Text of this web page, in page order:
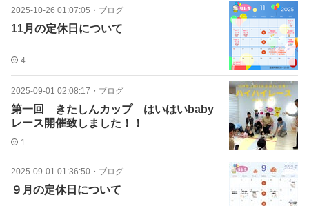
2025-10-26 01:07:05 ・ ブログ
11月の定休日について
4
2025-09-01 02:08:17 ・ ブログ
第一回 きたしんカップ はいはいbaby
レース開催致しました！！
1
2025-09-01 01:36:50 ・ ブログ
９月の定休日について